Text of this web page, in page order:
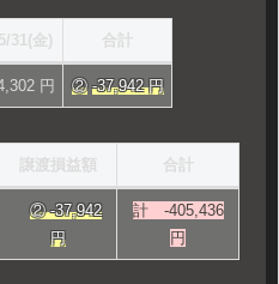
5/31(金) 合計
円 ② -37,942 円
譲渡損益額 合計
②-37,942
円
計 -405,436
円